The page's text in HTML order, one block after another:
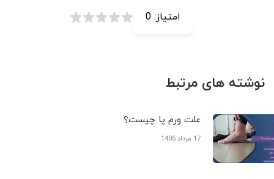
امتیاز: 0
نوشته های مرتبط
علت ورم پا چیست؟
17 مرداد 1405